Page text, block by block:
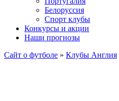
Белоруссия
Спорт клубы
Конкурсы и акции
Наши прогнозы
Сайт о футболе » Клубы Англия